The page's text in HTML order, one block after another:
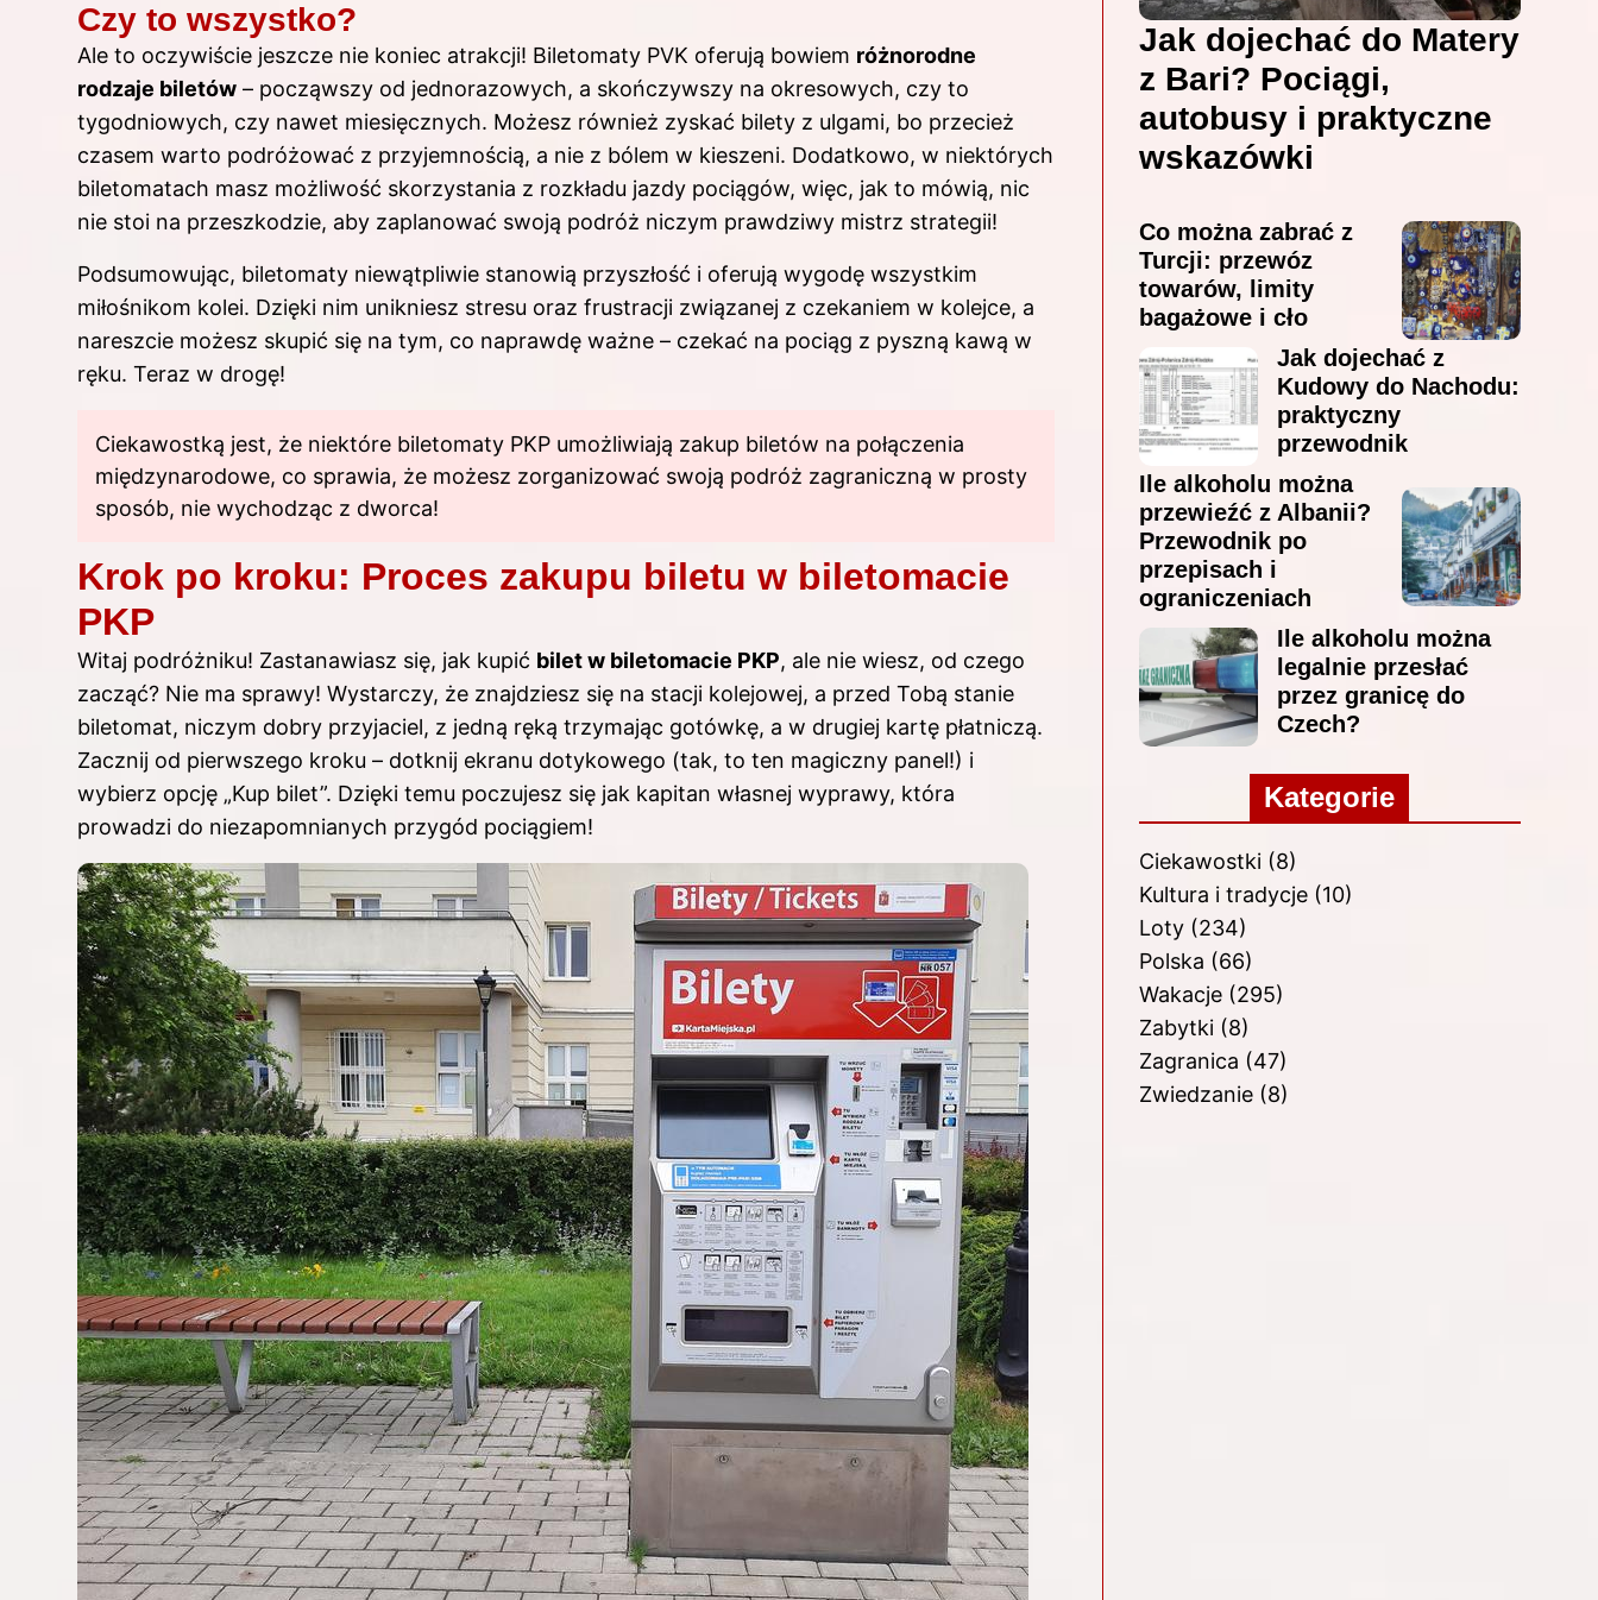
Czy to wszystko?
Ale to oczywiście jeszcze nie koniec atrakcji! Biletomaty PVK oferują bowiem różnorodne
rodzaje biletów – począwszy od jednorazowych, a skończywszy na okresowych, czy to
tygodniowych, czy nawet miesięcznych. Możesz również zyskać bilety z ulgami, bo przecież
czasem warto podróżować z przyjemnością, a nie z bólem w kieszeni. Dodatkowo, w niektórych
biletomatach masz możliwość skorzystania z rozkładu jazdy pociągów, więc, jak to mówią, nic
nie stoi na przeszkodzie, aby zaplanować swoją podróż niczym prawdziwy mistrz strategii!
Podsumowując, biletomaty niewątpliwie stanowią przyszłość i oferują wygodę wszystkim
miłośnikom kolei. Dzięki nim unikniesz stresu oraz frustracji związanej z czekaniem w kolejce, a
nareszcie możesz skupić się na tym, co naprawdę ważne – czekać na pociąg z pyszną kawą w
ręku. Teraz w drogę!
Ciekawostką jest, że niektóre biletomaty PKP umożliwiają zakup biletów na połączenia
międzynarodowe, co sprawia, że możesz zorganizować swoją podróż zagraniczną w prosty
sposób, nie wychodząc z dworca!
Krok po kroku: Proces zakupu biletu w biletomacie
PKP
Witaj podróżniku! Zastanawiasz się, jak kupić bilet w biletomacie PKP, ale nie wiesz, od czego
zacząć? Nie ma sprawy! Wystarczy, że znajdziesz się na stacji kolejowej, a przed Tobą stanie
biletomat, niczym dobry przyjaciel, z jedną ręką trzymając gotówkę, a w drugiej kartę płatniczą.
Zacznij od pierwszego kroku – dotknij ekranu dotykowego (tak, to ten magiczny panel!) i
wybierz opcję „Kup bilet”. Dzięki temu poczujesz się jak kapitan własnej wyprawy, która
prowadzi do niezapomnianych przygód pociągiem!
Jak dojechać do Matery
z Bari? Pociągi,
autobusy i praktyczne
wskazówki
Co można zabrać z
Turcji: przewóz
towarów, limity
bagażowe i cło
Jak dojechać z
Kudowy do Nachodu:
praktyczny
przewodnik
Ile alkoholu można
przewieźć z Albanii?
Przewodnik po
przepisach i
ograniczeniach
Ile alkoholu można
legalnie przesłać
przez granicę do
Czech?
Kategorie
Ciekawostki(8)
Kultura i tradycje(10)
Loty(234)
Polska (66)
Wakacje(295)
Zabytki(8)
Zagranica (47)
Zwiedzanie(8)